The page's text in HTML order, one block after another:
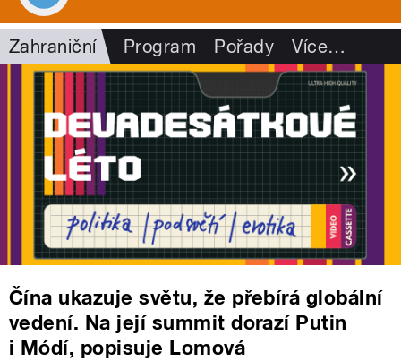
Zahraniční Program Pořady Více…
Čína ukazuje světu, že přebírá globální
vedení. Na její summit dorazí Putin
i Módí, popisuje Lomová